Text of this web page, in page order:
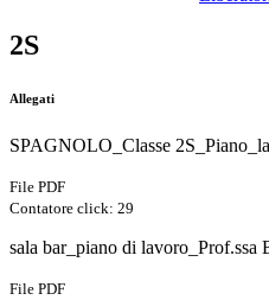
2S
Allegati
SPAGNOLO_Classe
File PDF
Contatore click: 29
sala bar_piano di lavoro_Prof.ssa
File PDF